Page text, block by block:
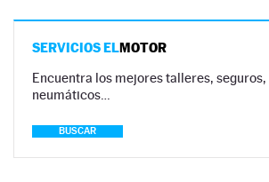
SERVICIOS ELMOTOR
Encuentra los mejores talleres,
neumáticos…
BUSCAR